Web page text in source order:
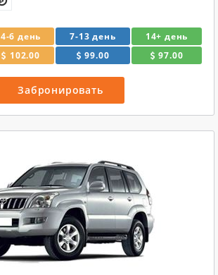
4-6 день 7-13 день
14+ день
102.00 99.00 97.00
Забронировать